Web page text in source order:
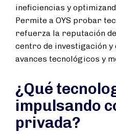
ineficiencias y
Permite a OYS probar
refuerza la reputación
centro de investigación
avances tecnológicos y
¿Qué
impulsando
privada?